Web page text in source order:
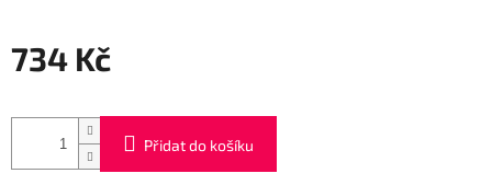
734 Kč
cena:
Přidat do košíku